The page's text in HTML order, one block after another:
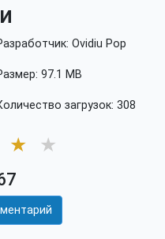
Ovidiu Pop
97.1 MB
загрузок: 308
★ ★